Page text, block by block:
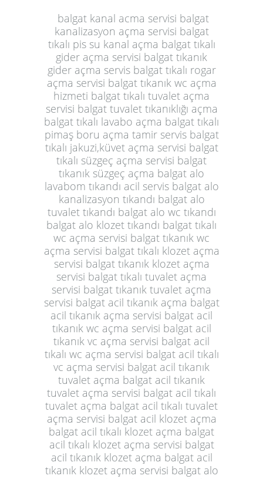
balgat kanal acma servisi balgat
kanalizasyon açma servisi balgat
tıkalı pis su kanal açma balgat tıkalı
gider açma servisi balgat tıkanık
gider açma servis balgat tıkalı rogar
açma servisi balgat tıkanık wc açma
hizmeti balgat tıkalı tuvalet açma
servisi balgat tuvalet tıkanıklığı açma
balgat tıkalı lavabo açma balgat tıkalı
pimaş boru açma tamir servis balgat
tıkalı jakuzi,küvet açma servisi balgat
tıkalı süzgeç açma servisi balgat
tıkanık süzgeç açma balgat alo
lavabom tıkandı acil servis balgat alo
kanalizasyon tıkandı balgat alo
tuvalet tıkandı balgat alo wc tıkandı
balgat alo klozet tıkandı balgat tıkalı
wc açma servisi balgat tıkanık wc
açma servisi balgat tıkalı klozet açma
servisi balgat tıkanık klozet açma
servisi balgat tıkalı tuvalet açma
servisi balgat tıkanık tuvalet açma
servisi balgat acil tıkanık açma balgat
acil tıkanık açma servisi balgat acil
tıkanık wc açma servisi balgat acil
tıkanık vc açma servisi balgat acil
tıkalı wc açma servisi balgat acil tıkalı
vc açma servisi balgat acil tıkanık
tuvalet açma balgat acil tıkanık
tuvalet açma servisi balgat acil tıkalı
tuvalet açma balgat acil tıkalı tuvalet
açma servisi balgat acil klozet açma
balgat acil tıkalı klozet açma balgat
acil tıkalı klozet açma servisi balgat
acil tıkanık klozet açma balgat acil
tıkanık klozet açma servisi balgat alo